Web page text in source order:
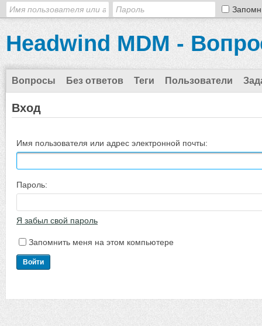
Headwind MDM -
Вопросы Без ответов Теги Пользователи
Вход
Имя пользователя или адрес электронной почты:
Пароль:
Я забыл свой пароль
Запомнить меня на этом компьютере